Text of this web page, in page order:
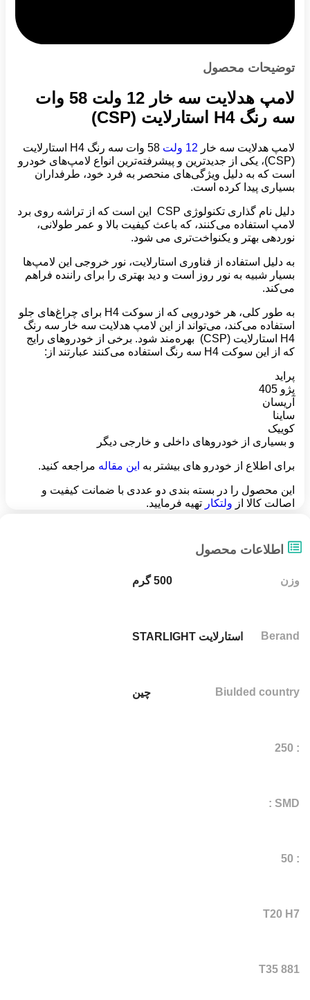
توضیحات محصول
لامپ هدلایت سه خار 12 ولت 58 وات
سه رنگ H4 استارلایت (CSP)
لامپ هدلایت سه خار 12 ولت
58 وات سه رنگ H4 استارلایت
(CSP)، یکی از جدیدترین و پیشرفته‌ترین انواع لامپ‌های خودرو
است که به دلیل ویژگی‌های منحصر به فرد خود، طرفداران
بسیاری پیدا کرده است.
دلیل نام گذاری تکنولوژی CSP این است که از تراشه روی برد
لامپ استفاده می‌کنند، که باعث کیفیت بالا و عمر طولانی،
نوردهی بهتر و یکنواخت‌تری می شود.
به دلیل استفاده از فناوری استارلایت، نور خروجی این لامپ‌ها
بسیار شبیه به نور روز است و دید بهتری را برای راننده فراهم
می‌کند.
به طور کلی، هر خودرویی که از سوکت H4 برای چراغ‌های جلو
استفاده می‌کند، می‌تواند از این لامپ هدلایت سه خار سه رنگ
H4 استارلایت (CSP) بهره‌مند شود. برخی از خودروهای رایج
که از این سوکت H4 سه رنگ استفاده می‌کنند عبارتند از:
پراید
پژو 405
آریسان
ساینا
کوییک
و بسیاری از خودروهای داخلی و خارجی دیگر
برای اطلاع از خودرو های بیشتر به این مقاله مراجعه کنید.
این محصول را در بسته بندی دو عددی با ضمانت کیفیت و
اصالت کالا از ولتکار تهیه فرمایید.
اطلاعات محصول
وزن 500 گرم
Berand استارلایت STARLIGHT
Biulded country چین
: 250
SMD :
: 50
T20 H7
T35 881